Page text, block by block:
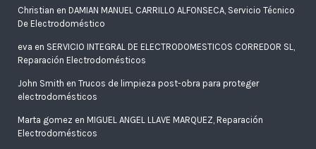
Christian en DAMIAN MANUEL CARRILLO ALFONSECA, Servicio Técnico
De Electrodoméstico
eva en SERVICIO INTEGRAL DE ELECTRODOMESTICOS CORREDOR SL,
Reparación Electrodomésticos
John Smith en Trucos de limpieza post-obra para proteger
electrodomésticos
Marta gomez en MIGUEL ANGEL LLAVE MARQUEZ, Reparación
Electrodomésticos